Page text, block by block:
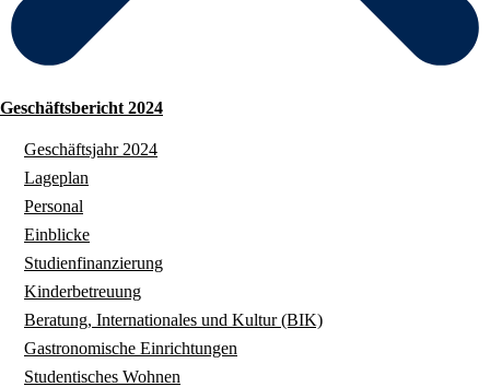
Geschäftsbericht 2024
Geschäftsjahr 2024
Lageplan
Personal
Einblicke
Studienfinanzierung
Kinderbetreuung
Beratung, Internationales und Kultur (BIK)
Gastronomische Einrichtungen
Studentisches Wohnen